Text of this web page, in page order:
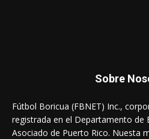
Sobre
Fútbol Boricua (FBNET) Inc.,
registrada en el Departamento de
Asociado de Puerto Rico. Nuesta